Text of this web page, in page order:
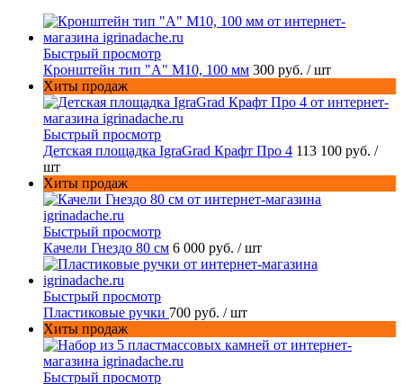
Быстрый просмотр
Кронштейн тип "A" M10, 100 мм 300 руб. / шт
Хиты продаж
Быстрый просмотр
Детская площадка IgraGrad Крафт Про 4 113 100 руб. /
шт
Хиты продаж
Быстрый просмотр
Качели Гнездо 80 см 6 000 руб. / шт
Быстрый просмотр
Пластиковые ручки 700 руб. / шт
Хиты продаж
Быстрый просмотр